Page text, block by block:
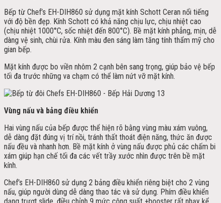
Bếp từ Chef’s EH-DIH860 sử dụng mặt kính Schott Ceran nổi tiếng
với độ bền đẹp. Kính Schott có khả năng chịu lực, chịu nhiệt cao
(chịu nhiệt 1000°C, sốc nhiệt đến 800°C). Bề mặt kính phẳng, mịn, dễ
dàng vệ sinh, chùi rửa. Kính màu đen sáng làm tăng tính thẩm mỹ cho
gian bếp.
Mặt kính được bo viền nhôm 2 cạnh bên sang trọng, giúp bảo vệ bếp
tối đa trước những va chạm có thể làm nứt vỡ mặt kính.
Vùng nấu và bảng điều khiển
Hai vùng nấu của bếp được thể hiện rõ bằng vùng màu xám vuông,
dễ dàng đặt đúng vị trí nồi, tránh thất thoát điện năng, thức ăn được
nấu đều và nhanh hơn. Bề mặt kính ở vùng nấu được phủ các chấm bi
xám giúp hạn chế tối đa các vết trầy xước nhìn được trên bề mặt
kính.
Chef’s EH-DIH860 sử dụng 2 bảng điều khiển riêng biệt cho 2 vùng
nấu, giúp người dùng dễ dàng thao tác và sử dụng. Phím điều khiển
dạng trượt slide, điều chỉnh 9 mức công suất +booster rất nhạy kể